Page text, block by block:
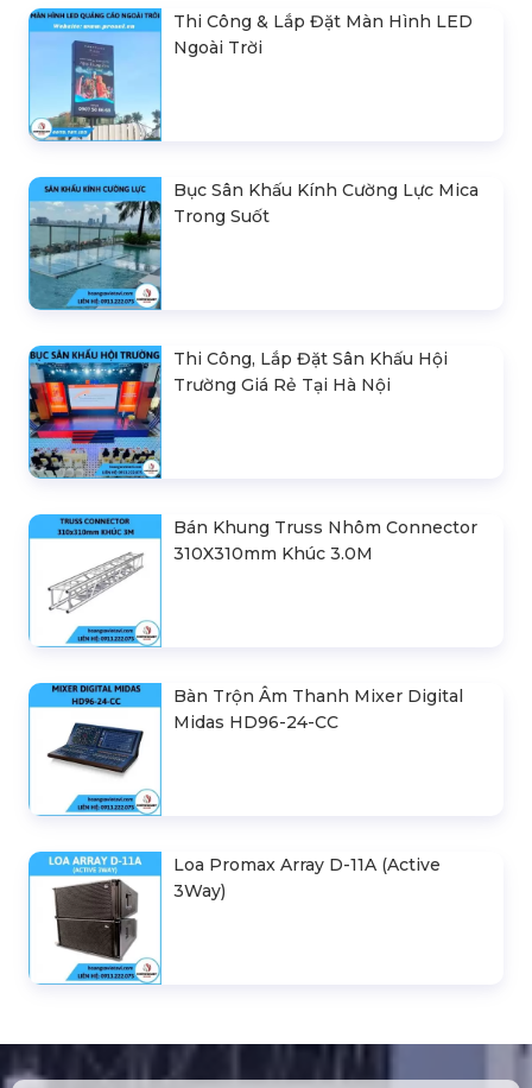
Thi Công & Lắp Đặt Màn Hình LED
Ngoài Trời
Bục Sân Khấu Kính Cường Lực Mica
Trong Suốt
Thi Công, Lắp Đặt Sân Khấu Hội
Trường Giá Rẻ Tại Hà Nội
Bán Khung Truss Nhôm Connector
310X310mm Khúc 3.0M
Bàn Trộn Âm Thanh Mixer Digital
Midas HD96-24-CC
Loa Promax Array D-11A (Active
3Way)